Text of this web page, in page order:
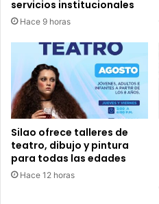
servicios institucionales
Hace 9 horas
Silao ofrece talleres de
teatro, dibujo y pintura
para todas las edades
Hace 12 horas